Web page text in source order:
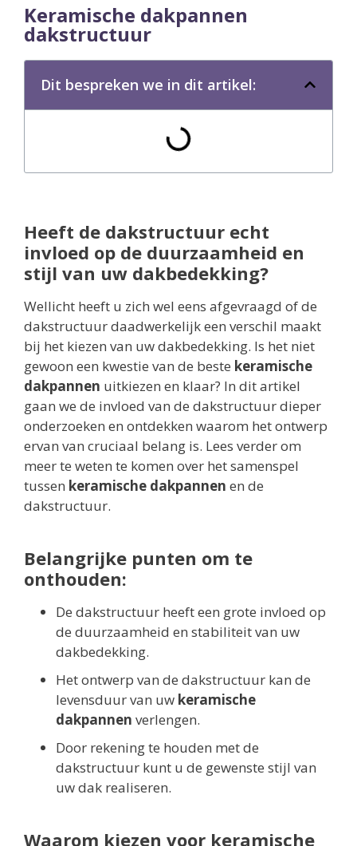
Keramische dakpannen
dakstructuur
Dit bespreken we in dit artikel:
Heeft de dakstructuur echt
invloed op de duurzaamheid en
stijl van uw dakbedekking?
Wellicht heeft u zich wel eens afgevraagd of de
dakstructuur daadwerkelijk een verschil maakt
bij het kiezen van uw dakbedekking. Is het niet
gewoon een kwestie van de beste keramische
dakpannen uitkiezen en klaar? In dit artikel
gaan we de invloed van de dakstructuur dieper
onderzoeken en ontdekken waarom het ontwerp
ervan van cruciaal belang is. Lees verder om
meer te weten te komen over het samenspel
tussen keramische dakpannen en de
dakstructuur.
Belangrijke punten om te
onthouden:
De dakstructuur heeft een grote invloed op
de duurzaamheid en stabiliteit van uw
dakbedekking.
Het ontwerp van de dakstructuur kan de
levensduur van uw keramische
dakpannen verlengen.
Door rekening te houden met de
dakstructuur kunt u de gewenste stijl van
uw dak realiseren.
Waarom kiezen voor keramische